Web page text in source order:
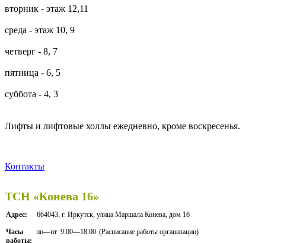
вторник - этаж 12,11
среда - этаж 10, 9
четверг - 8, 7
пятница - 6, 5
суббота - 4, 3
Лифты и лифтовые холлы ежедневно, кроме воскресенья.
Контакты
ТСН «Конева 16»
Адрес: 664043, г. Иркутск, улица Маршала Конева, дом 16
Часы
работы:
пн—пт 9:00—18:00 (Расписание работы организации)